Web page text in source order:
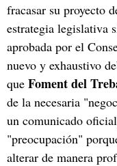
fracasar su proyecto
estrategia legislativa
aprobada por el
nuevo y exhaustivo
que Foment del
de la necesaria
un comunicado
"preocupación"
alterar de manera